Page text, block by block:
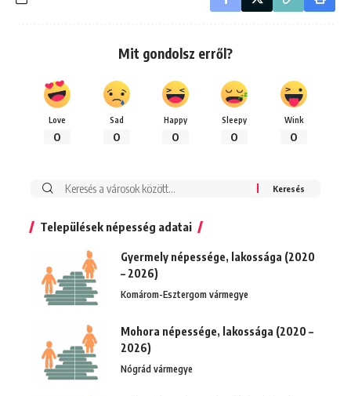
Mit gondolsz erről?
Love
0
Sad
0
Happy
0
Sleepy
0
Wink
0
Keresés:
Települések népesség adatai
Gyermely népessége, lakossága (2020
– 2026)
Komárom-Esztergom vármegye
Mohora népessége, lakossága (2020 –
2026)
Nógrád vármegye